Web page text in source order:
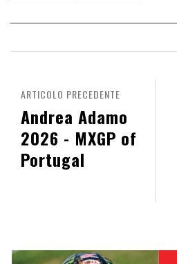
ARTICOLO PRECEDENTE
Andrea Adamo
2026 - MXGP of
Portugal